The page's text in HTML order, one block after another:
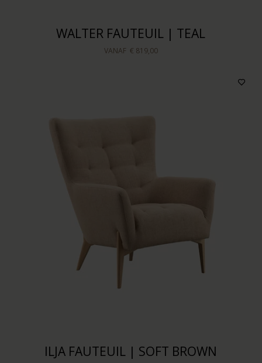
WALTER FAUTEUIL | TEAL
VANAF € 819,00
ILJA FAUTEUIL | SOFT BROWN